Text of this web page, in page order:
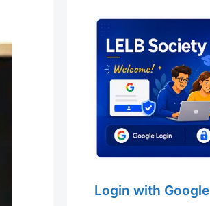
Login with Google